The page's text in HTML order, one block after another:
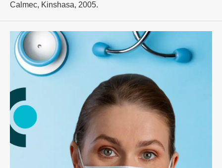
Calmec, Kinshasa, 2005.